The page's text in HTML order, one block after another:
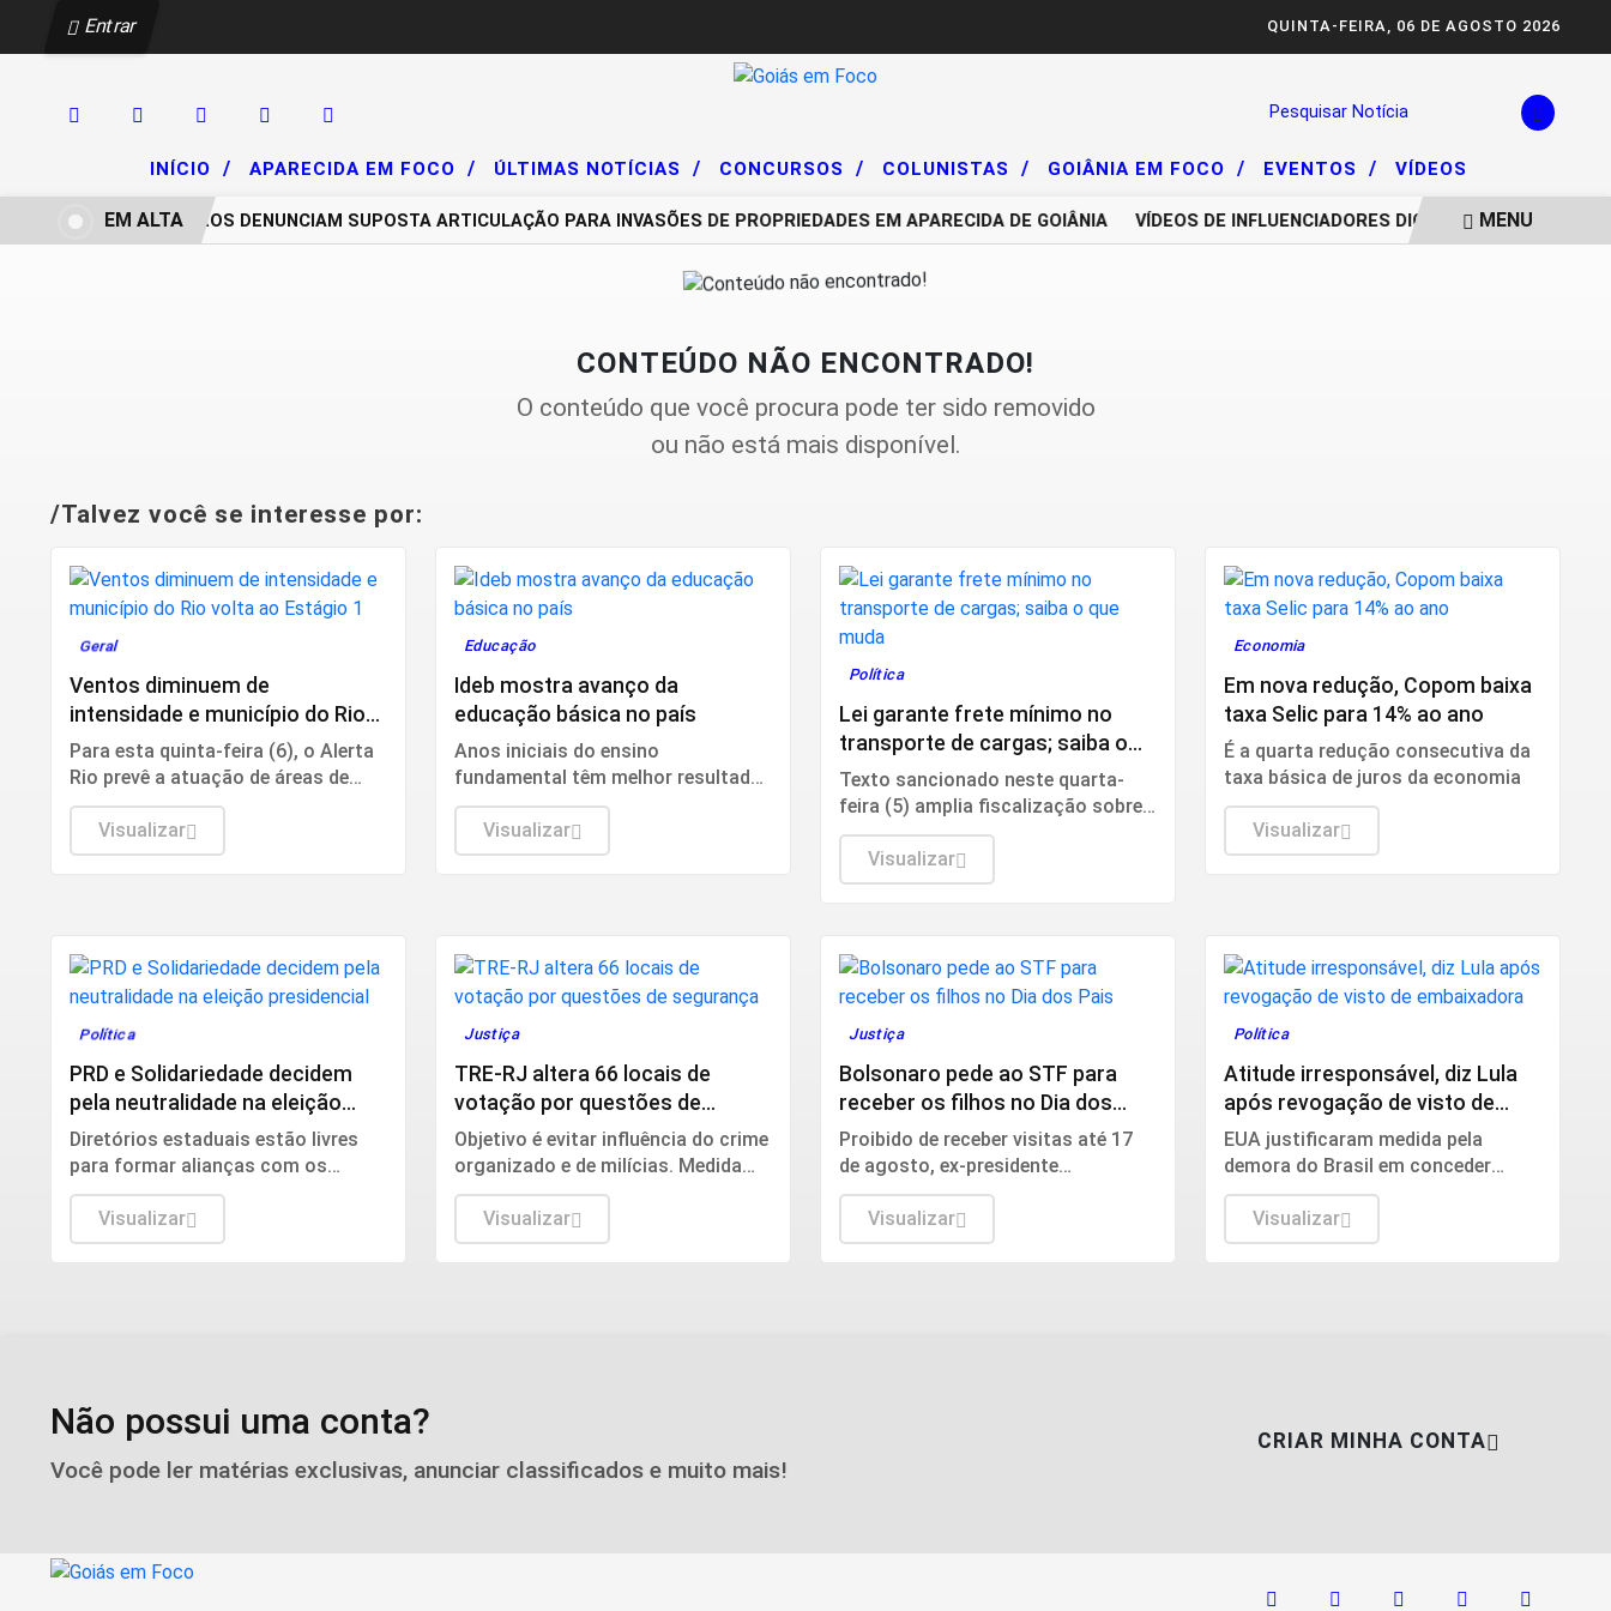
Entrar QUINTA-FEIRA, 06 DE AGOSTO 2026
Pesquisar Notícia
INÍCIO / APARECIDA EM FOCO / ÚLTIMAS NOTÍCIAS / CONCURSOS / COLUNISTAS / GOIÂNIA EM FOCO / EVENTOS / VÍDEOS
CHACAREIROS DENUNCIAM SUPOSTA ARTICULAÇÃO PARA INVASÕES DE PROPRIEDADES EM APARECIDA DE GOIÂNIA VÍDEOS DE INFLUENCIADORES DIGITAIS IMPULSIONAM
EM ALTA MENU
CONTEÚDO NÃO ENCONTRADO!
O conteúdo que você procura pode ter sido removido
ou não está mais disponível.
/Talvez você se interesse por:
Geral
Ventos diminuem de
intensidade e município do Rio
volta ao Estágio 1
Para esta quinta-feira (6), o Alerta
Rio prevê a atuação de áreas de
instabilidade. Os ventos estarão
moderados, entre 18,5 km/h e 51,9
km/h, com rajadas isoladas fortes.
Visualizar
Educação
Ideb mostra avanço da
educação básica no país
Anos iniciais do ensino
fundamental têm melhor resultado
e indicador supera meta
Visualizar
Política
Lei garante frete mínimo no
transporte de cargas; saiba o
que muda
Texto sancionado neste quarta-
feira (5) amplia fiscalização sobre
pagamento do frete.
Visualizar
Economia
Em nova redução, Copom baixa
taxa Selic para 14% ao ano
É a quarta redução consecutiva da
taxa básica de juros da economia
Visualizar
Política
PRD e Solidariedade decidem
pela neutralidade na eleição
presidencial
Diretórios estaduais estão livres
para formar alianças com os
partidos que preferirem.
Visualizar
Justiça
TRE-RJ altera 66 locais de
votação por questões de
segurança
Objetivo é evitar influência do crime
organizado e de milícias. Medida
alcança cerca de 188 mil eleitores
de 20 das 92 cidades fluminenses.
Visualizar
Justiça
Bolsonaro pede ao STF para
receber os filhos no Dia dos
Pais
Proibido de receber visitas até 17
de agosto, ex-presidente
argumenta que encontro terá
caráter humanitário.
Visualizar
Política
Atitude irresponsável, diz Lula
após revogação de visto de
embaixadora
EUA justificaram medida pela
demora do Brasil em conceder
aprovação ao indicado de Trump
para assumir embaixada no Brasil.
Visualizar
Não possui uma conta?
Você pode ler matérias exclusivas, anunciar classificados e muito mais!
CRIAR MINHA CONTA